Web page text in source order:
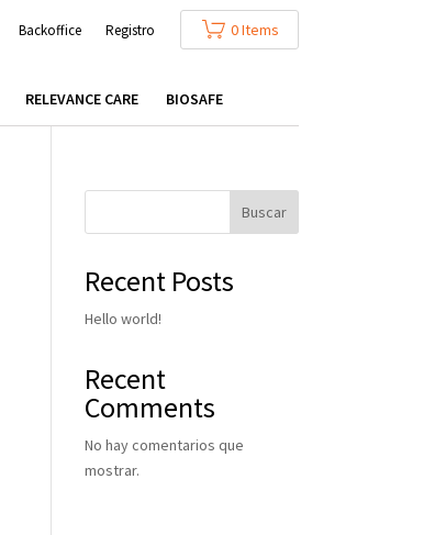
Backoffice Registro 0 Items
RELEVANCE CARE BIOSAFE
Buscar
Recent Posts
Hello world!
Recent
Comments
No hay comentarios que
mostrar.